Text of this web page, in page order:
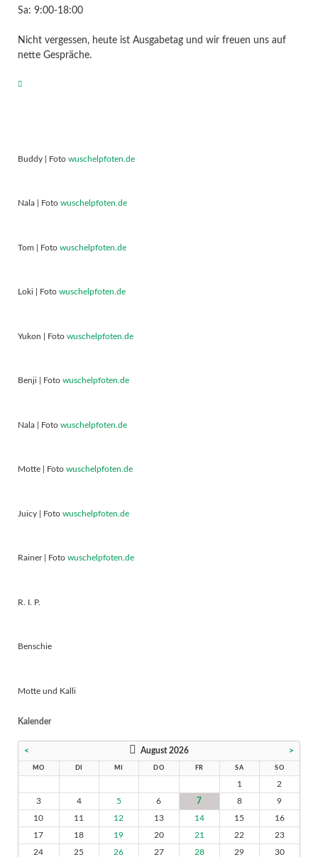
Sa: 9:00-18:00
Nicht vergessen, heute ist Ausgabetag und wir freuen uns auf
nette Gespräche.
Buddy | Foto wuschelpfoten.de
Nala | Foto wuschelpfoten.de
Tom | Foto wuschelpfoten.de
Loki | Foto wuschelpfoten.de
Yukon | Foto wuschelpfoten.de
Benji | Foto wuschelpfoten.de
Nala | Foto wuschelpfoten.de
Motte | Foto wuschelpfoten.de
Juicy | Foto wuschelpfoten.de
Rainer | Foto wuschelpfoten.de
R. I. P.
Benschie
Motte und Kalli
Kalender
< August 2026 >
MO DI MI DO FR SA SO
1
2
3
4 5 6 7 8
9
10
11 12 13 14 15
16
17
18 19 20 21 22
23
24
25 26 27 28 29
30